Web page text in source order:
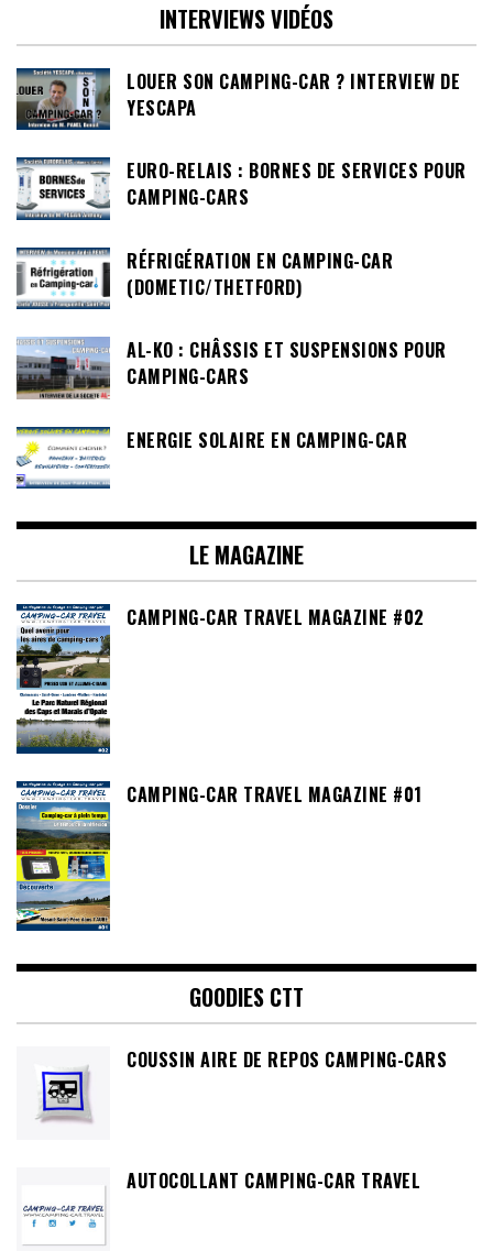
INTERVIEWS VIDÉOS
LOUER SON CAMPING-CAR ? INTERVIEW DE
YESCAPA
EURO-RELAIS : BORNES DE SERVICES POUR
CAMPING-CARS
RÉFRIGÉRATION EN CAMPING-CAR
(DOMETIC/THETFORD)
AL-KO : CHÂSSIS ET SUSPENSIONS POUR
CAMPING-CARS
ENERGIE SOLAIRE EN CAMPING-CAR
LE MAGAZINE
CAMPING-CAR TRAVEL MAGAZINE #02
CAMPING-CAR TRAVEL MAGAZINE #01
GOODIES CTT
COUSSIN AIRE DE REPOS CAMPING-CARS
AUTOCOLLANT CAMPING-CAR TRAVEL